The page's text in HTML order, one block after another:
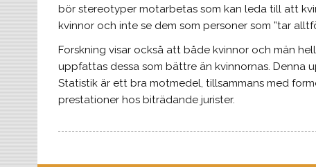
bör stereotyper motarbetas som kan leda till att
kvinnor och inte se dem som personer som ”tar
Forskning visar också att både kvinnor och män
uppfattas dessa som bättre än kvinnornas. Denna
Statistik är ett bra motmedel, tillsammans med
prestationer hos biträdande jurister.